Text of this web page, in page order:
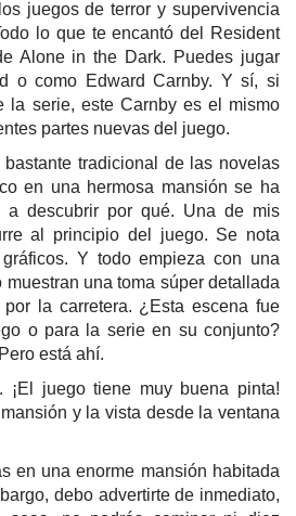
juegos de terror y supervivencia
lo que te encantó del Resident
Alone in the Dark. Puedes jugar
o como Edward Carnby. Y sí, si
la serie, este Carnby es el mismo
partes nuevas del juego.
tradicional de las novelas
en una hermosa mansión se ha
a descubrir por qué. Una de mis
al principio del juego. Se nota
Y todo empieza con una
muestran una toma súper detallada
la carretera. ¿Esta escena fue
o para la serie en su conjunto?
está ahí.
¡El juego tiene muy buena pinta!
y la vista desde la ventana
en una enorme mansión habitada
debo advertirte de inmediato,